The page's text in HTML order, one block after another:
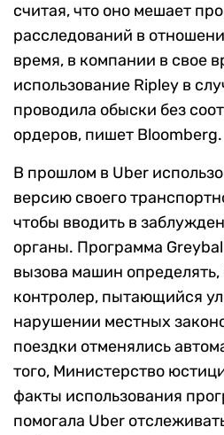
считая, что оно мешает
расследований в
время, в компании в свое
использование Ripley в
проводила обыски без
ордеров, пишет Bloomberg.
В прошлом в Uber
версию своего
чтобы вводить в
органы. Программа
вызова машин определять,
контролер, пытающийся
нарушении местных
поездки отменялись
того, Министерство
факты использования
помогала Uber